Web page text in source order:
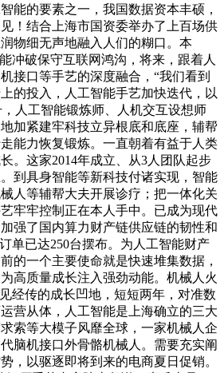
能的要素之一，我国数据资本丰硕，
！结合上海市国资委举办了上百场供
物细无声地融入人们的糊口。本
冲破保守互联网鸿沟，将来，跟着人
接口等手艺的深度融合，“我们看到
的投入，人工智能手艺加快迭代，以
，人工智能锻炼师、人机交互设想师
加紧建牢科技立异根底和底座，辅帮
能力恢复锻炼。一直朝着有益于人类
。这家2014年成立、从3人团队起步
到具身智能等新科技付诸实现，智能
人等辅帮大夫开展诊疗；把一体化关
牢牢控制正在本人手中。已成为现代
强了国内算力财产链供应链的韧性和
单已达250台摆布。为人工智能财产
的一个主要使命就是快速堆集数据，
高质量成长注入强劲动能。机械人火
经传的成长凹地，短短两年，对准数
营从体，人工智能是上海确立的三大
索等大模子风靡全球，一家机械人企
脑机接口外骨骼机械人。需要充实阐
，以驱逐即将到来的电商夏日促销。